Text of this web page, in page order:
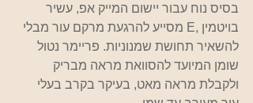
בסיס נוח עבור יישום המייק אפ, עשיר
בויטמין ,E מסייע להרגעת מרקם עור מבלי
להשאיר תחושת שמנוניות. פריימר נטול
שומן המיועד להסוואת מראה מבריק
ולקבלת מראה מאט, בעיקר בקרב בעלי